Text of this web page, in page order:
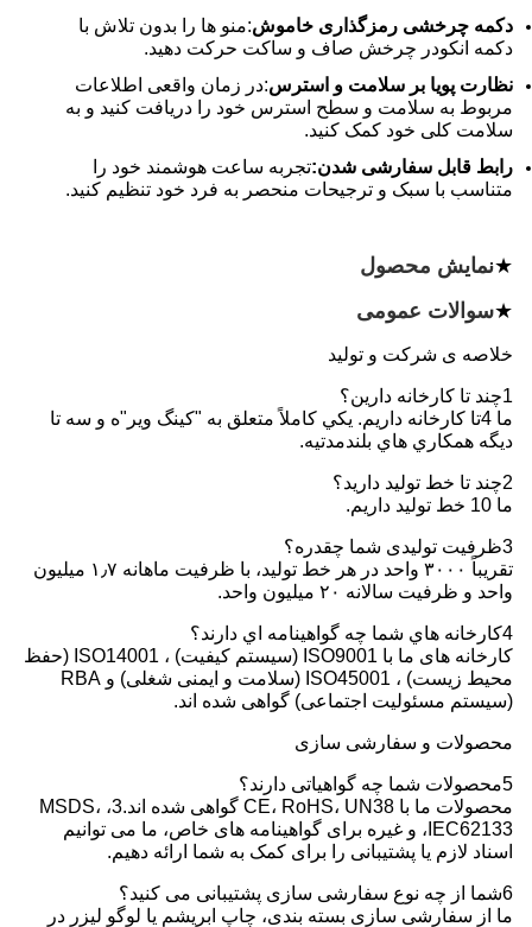
دکمه چرخشی رمزگذاری خاموش:منو ها را بدون تلاش با
دکمه انکودر چرخش صاف و ساکت حرکت دهید.
نظارت پویا بر سلامت و استرس:در زمان واقعی اطلاعات
مربوط به سلامت و سطح استرس خود را دریافت کنید و به
سلامت کلی خود کمک کنید.
رابط قابل سفارشی شدن:تجربه ساعت هوشمند خود را
متناسب با سبک و ترجیحات منحصر به فرد خود تنظیم کنید.
★نمایش محصول
★سوالات عمومی
خلاصه ی شرکت و تولید
1چند تا کارخانه دارين؟
ما 4تا کارخانه داريم. يکي کاملاً متعلق به "کينگ وير"ه و سه تا
ديگه همکاري هاي بلندمدتيه.
2چند تا خط توليد داريد؟
ما 10 خط تولید داریم.
3ظرفیت تولیدی شما چقدره؟
تقریباً ۳۰۰۰ واحد در هر خط تولید، با ظرفیت ماهانه ۱٫۷ میلیون
واحد و ظرفیت سالانه ۲۰ میلیون واحد.
4کارخانه هاي شما چه گواهينامه اي دارند؟
کارخانه های ما با ISO9001 (سیستم کیفیت) ، ISO14001 (حفظ
محیط زیست) ، ISO45001 (سلامت و ایمنی شغلی) و RBA
(سیستم مسئولیت اجتماعی) گواهی شده اند.
محصولات و سفارشی سازی
5محصولات شما چه گواهیاتی دارند؟
محصولات ما با CE، RoHS، UN38 گواهی شده اند.3، MSDS،
IEC62133، و غیره برای گواهینامه های خاص، ما می توانیم
اسناد لازم یا پشتیبانی را برای کمک به شما ارائه دهیم.
6شما از چه نوع سفارشی سازی پشتیبانی می کنید؟
ما از سفارشی سازی بسته بندی، چاپ ابریشم یا لوگو لیزر در